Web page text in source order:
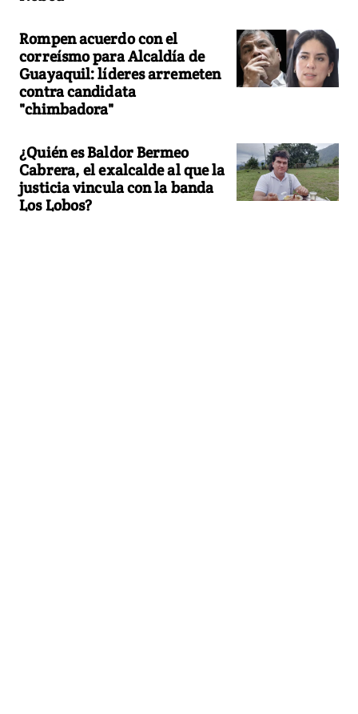
Rompen acuerdo con el
correísmo para Alcaldía de
Guayaquil: líderes arremeten
contra candidata
"chimbadora"
¿Quién es Baldor Bermeo
Cabrera, el exalcalde al que la
justicia vincula con la banda
Los Lobos?